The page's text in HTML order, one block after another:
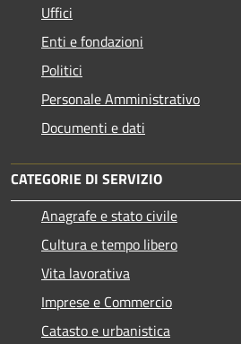
Uffici
Enti e fondazioni
Politici
Personale Amministrativo
Documenti e dati
CATEGORIE DI SERVIZIO
Anagrafe e stato civile
Cultura e tempo libero
Vita lavorativa
Imprese e Commercio
Catasto e urbanistica